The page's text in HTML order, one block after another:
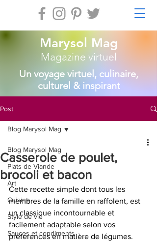
Marysol Mag
Magazine virtuel
Un voyage virtuel, culinaire,
culturel & inspirant
Post
Blog Marysol Mag
Plats de Viande
Art
Cuisine
Style de vie
Sauces et condiments
Blog Marysol Mag
Casserole de poulet,
brocoli et bacon
Cette recette simple dont tous les
membres de la famille en raffolent, est
un classique incontournable et
facilement adaptable selon vos
préférences en matière de légumes.